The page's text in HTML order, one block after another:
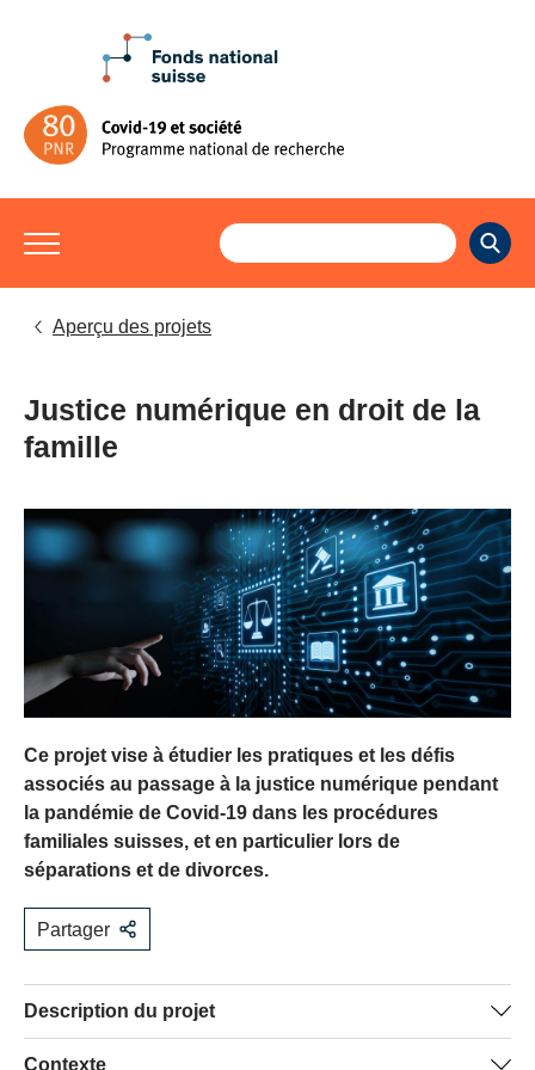
Aperçu des projets
Justice numérique en droit de la
famille
Ce projet vise à étudier les pratiques et les défis
associés au passage à la justice numérique pendant
la pandémie de Covid-19 dans les procédures
familiales suisses, et en particulier lors de
séparations et de divorces.
Partager
Description du projet
L’impact de la pandémie a été particulièrement brutal
Contexte